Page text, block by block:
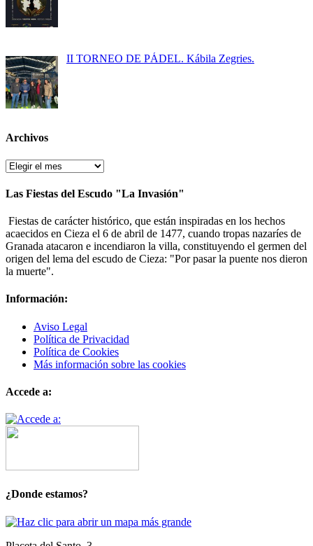
II TORNEO DE PÁDEL. Kábila Zegries.
Archivos
Archivos
Las Fiestas del Escudo "La Invasión"
Fiestas de carácter histórico, que están inspiradas en los hechos
acaecidos en Cieza el 6 de abril de 1477, cuando tropas nazaríes de
Granada atacaron e incendiaron la villa, constituyendo el germen del
origen del lema del escudo de Cieza: "Por pasar la puente nos dieron
la muerte".
Información:
Aviso Legal
Política de Privacidad
Política de Cookies
Más información sobre las cookies
Accede a:
¿Donde estamos?